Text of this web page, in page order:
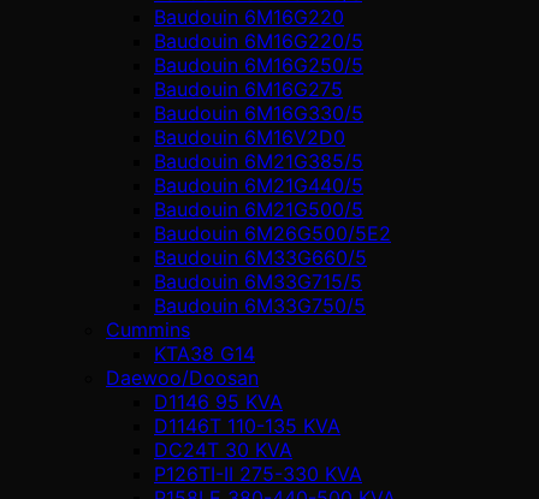
Baudouin 6M16G220
Baudouin 6M16G220/5
Baudouin 6M16G250/5
Baudouin 6M16G275
Baudouin 6M16G330/5
Baudouin 6M16V2D0
Baudouin 6M21G385/5
Baudouin 6M21G440/5
Baudouin 6M21G500/5
Baudouin 6M26G500/5E2
Baudouin 6M33G660/5
Baudouin 6M33G715/5
Baudouin 6M33G750/5
Cummins
KTA38 G14
Daewoo/Doosan
D1146 95 KVA
D1146T 110-135 KVA
DC24T 30 KVA
P126TI-II 275-330 KVA